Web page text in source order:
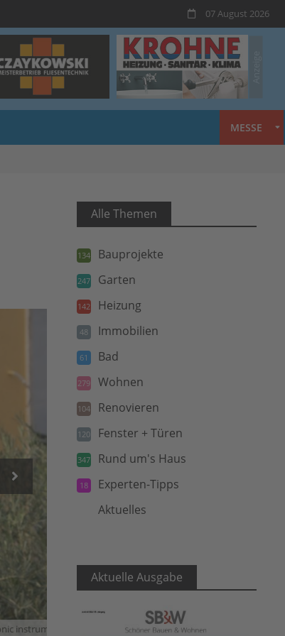
07 August 2026
MESSE
Alle Themen
134 Bauprojekte
247 Garten
142 Heizung
48 Immobilien
61 Bad
279 Wohnen
104 Renovieren
120 Fenster + Türen
347 Rund um's Haus
18 Experten-Tipps
Aktuelles
Aktuelle Ausgabe